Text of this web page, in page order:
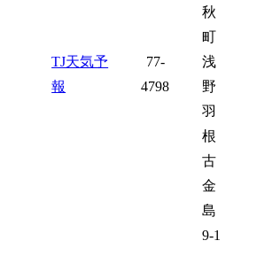
TJ天気予
報
77-
4798
秋
町
浅
野
羽
根
古
金
島
9-1